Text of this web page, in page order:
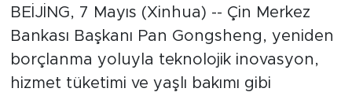
BEİJİNG, 7 Mayıs (Xinhua) -- Çin Merkez
Bankası Başkanı Pan Gongsheng, yeniden
borçlanma yoluyla teknolojik inovasyon,
hizmet tüketimi ve yaşlı bakımı gibi